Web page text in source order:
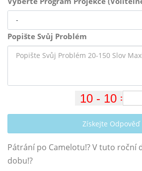
Popište Svůj Problém
Získejte Odpověď
Pátrání po Camelotu!? V tuto roční
dobu!?